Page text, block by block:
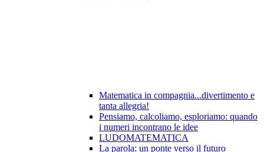
Matematica in compagnia...divertimento e
tanta allegria!
Pensiamo, calcoliamo, esploriamo: quando
i numeri incontrano le idee
LUDOMATEMATICA
La parola: un ponte verso il futuro